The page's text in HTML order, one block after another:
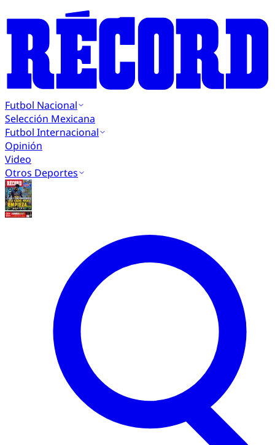
Futbol Nacional
Selección Mexicana
Futbol Internacional
Opinión
Video
Otros Deportes